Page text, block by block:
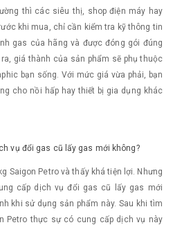
thì các siêu thị, shop điện máy hay
khi mua, chỉ cần kiểm tra kỹ thông tin
gas của hãng và được đóng gói đúng
giá thành của sản phẩm sẽ phụ thuộc
bạn sống. Với mức giá vừa phải, bạn
cho nồi hấp hay thiết bị gia dụng khác
vụ đổi gas cũ lấy gas mới không?
Saigon Petro và thấy khá tiện lợi. Nhưng
cấp dịch vụ đổi gas cũ lấy gas mới
khi sử dụng sản phẩm này. Sau khi tìm
Petro thực sự có cung cấp dịch vụ này